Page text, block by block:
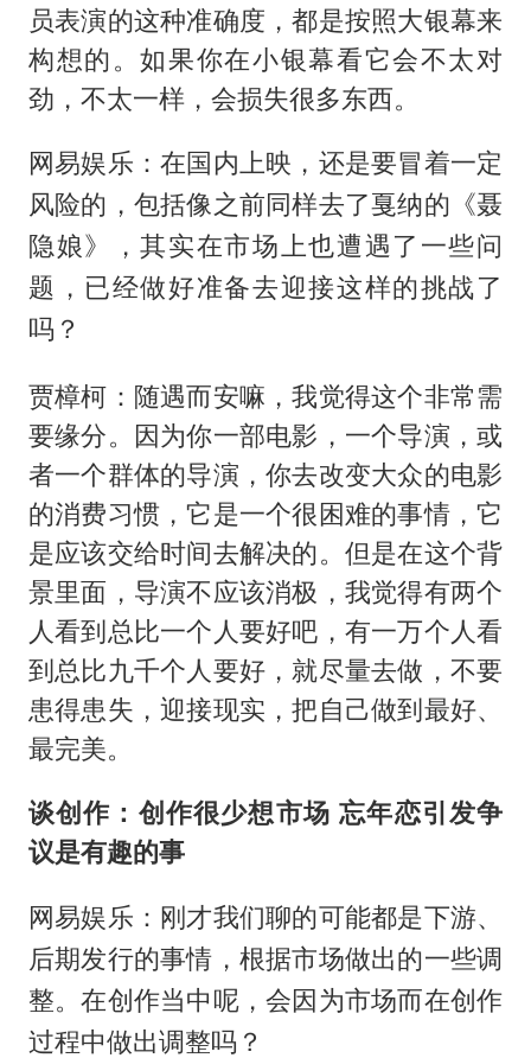
员表演的这种准确度，都是按照大银幕来
构想的。如果你在小银幕看它会不太对
劲，不太一样，会损失很多东西。
网易娱乐：在国内上映，还是要冒着一定
风险的，包括像之前同样去了戛纳的《聂
隐娘》，其实在市场上也遭遇了一些问
题，已经做好准备去迎接这样的挑战了
吗？
贾樟柯：随遇而安嘛，我觉得这个非常需
要缘分。因为你一部电影，一个导演，或
者一个群体的导演，你去改变大众的电影
的消费习惯，它是一个很困难的事情，它
是应该交给时间去解决的。但是在这个背
景里面，导演不应该消极，我觉得有两个
人看到总比一个人要好吧，有一万个人看
到总比九千个人要好，就尽量去做，不要
患得患失，迎接现实，把自己做到最好、
最完美。
谈创作：创作很少想市场 忘年恋引发争
议是有趣的事
网易娱乐：刚才我们聊的可能都是下游、
后期发行的事情，根据市场做出的一些调
整。在创作当中呢，会因为市场而在创作
过程中做出调整吗？